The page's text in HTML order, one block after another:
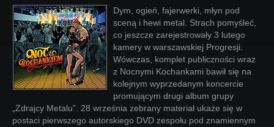
Dym, ogień, fajerwerki, młyn pod
sceną i hewi metal. Strach pomyśleć,
co jeszcze zarejestrowały 3 lutego
kamery w warszawskiej Progresji.
Wówczas, komplet publiczności wraz
z Nocnymi Kochankami bawił się na
kolejnym wyprzedanym koncercie
promującym drugi album grupy
„Zdrajcy Metalu”. 28 września zebrany materiał ukaże się w
postaci pierwszego autorskiego DVD zespołu pod znamiennym